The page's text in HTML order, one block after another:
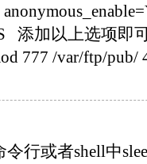
添加以上选项即
777 /var/ftp/pub/
行或者shell中